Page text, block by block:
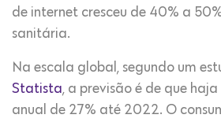
de internet cresceu de 40% a
sanitária.
Na escala global, segundo um
Statista, a previsão é de que
anual de 27% até 2022. O